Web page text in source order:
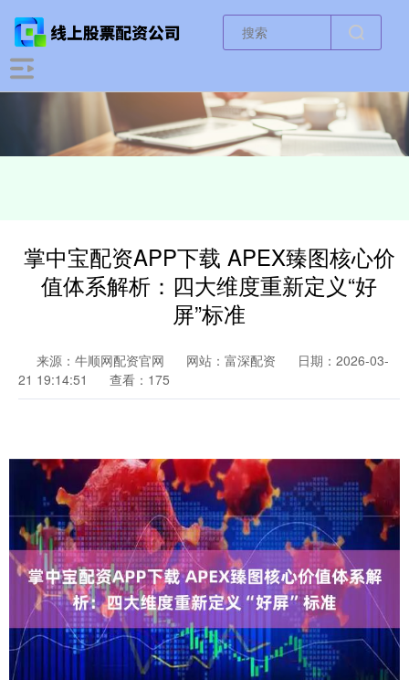
掌中宝配资APP下载 APEX臻图核心价
值体系解析：四大维度重新定义“好
屏”标准
来源：牛顺网配资官网 网站：富深配资
日期：2026-03-
21 19:14:51
查看：175